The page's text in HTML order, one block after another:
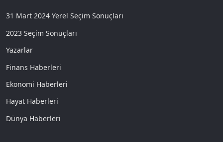
31 Mart 2024 Yerel Seçim Sonuçları
2023 Seçim Sonuçları
Yazarlar
Finans Haberleri
Ekonomi Haberleri
Hayat Haberleri
Dünya Haberleri